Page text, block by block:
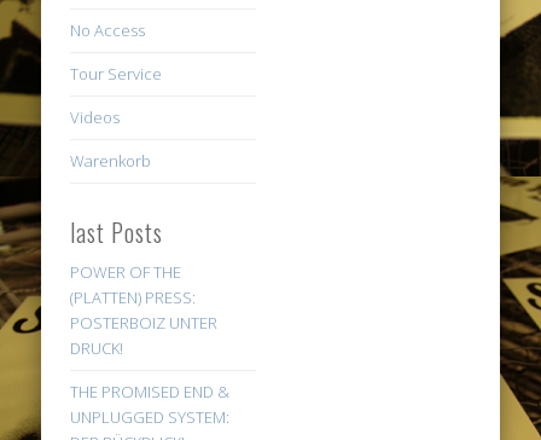
No Access
Tour Service
Videos
Warenkorb
last Posts
POWER OF THE
(PLATTEN) PRESS:
POSTERBOIZ UNTER
DRUCK!
THE PROMISED END &
UNPLUGGED SYSTEM: